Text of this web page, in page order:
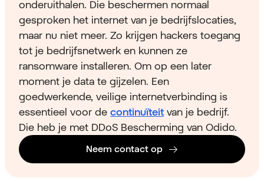
onderuithalen. Die beschermen normaal
gesproken het internet van je bedrijfslocaties,
maar nu niet meer. Zo krijgen hackers toegang
tot je bedrijfsnetwerk en kunnen ze
ransomware installeren. Om op een later
moment je data te gijzelen. Een
goedwerkende, veilige internetverbinding is
essentieel voor de continuïteit van je bedrijf.
Die heb je met DDoS Bescherming van Odido.
Neem contact op